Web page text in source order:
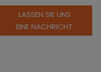
LASSEN SIE UNS
EINE NACHRICHT